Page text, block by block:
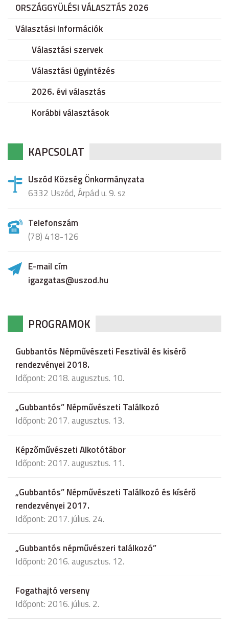
ORSZÁGGYÜLÉSI VÁLASZTÁS 2026
Választási Információk
Választási szervek
Választási ügyintézés
2026. évi választás
Korábbi választások
KAPCSOLAT
Uszód Község Önkormányzata
6332 Uszód, Árpád u. 9. sz
Telefonszám
(78) 418-126
E-mail cím
igazgatas@uszod.hu
PROGRAMOK
Gubbantós Népművészeti Fesztivál és kisérő
rendezvényei 2018.
Időpont: 2018. augusztus. 10.
„Gubbantós” Népművészeti Találkozó
Időpont: 2017. augusztus. 13.
Képzőművészeti Alkotótábor
Időpont: 2017. augusztus. 11.
„Gubbantós” Népművészeti Találkozó és kísérő
rendezvényei 2017.
Időpont: 2017. július. 24.
„Gubbantós népművészeri találkozó”
Időpont: 2016. augusztus. 12.
Fogathajtó verseny
Időpont: 2016. július. 2.